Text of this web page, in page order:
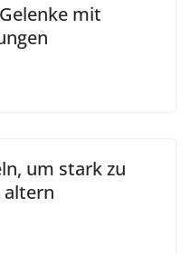
mit
um stark zu
altern